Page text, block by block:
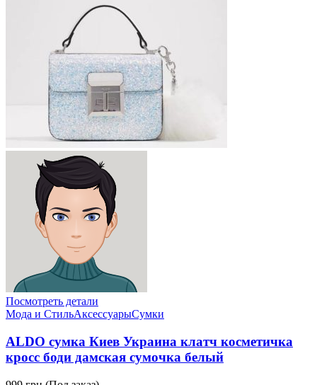
Посмотреть детали
Мода и СтильАксессуарыСумки
ALDO сумка Киев Украина клатч косметичка
кросс боди дамская сумочка белый